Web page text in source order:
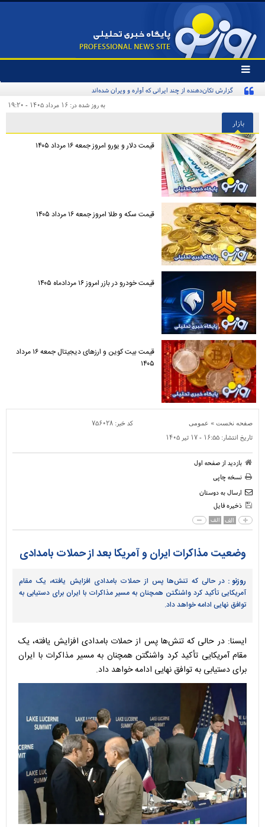
تغییر
وضعیت
منوی
ها
گزارش تکان‌دهنده از چند ایرانی که آواره و ویران شده‌اند
به روز شده در: ۱۶ مرداد ۱۴۰۵ - ۱۹:۲۰
بازار
قیمت دلار و یورو امروز جمعه ۱۶ مرداد ۱۴۰۵
قیمت سکه و طلا امروز جمعه ۱۶ مرداد ۱۴۰۵
قیمت خودرو در بازر امروز ۱۶ مردادماه ۱۴۰۵
قیمت بیت کوین و ارز‌های دیجیتال جمعه ۱۶ مرداد
۱۴۰۵
صفحه نخست » عمومی کد خبر: ۷۵۶۰۲۸
تاریخ انتشار: ۱۶:۵۵ - ۱۷ تير ۱۴۰۵
بازدید از صفحه اول
نسخه چاپی
ارسال به دوستان
ذخیره فایل
الف الف
وضعیت مذاکرات ایران و آمریکا بعد از حملات بامدادی
روزنو : در حالی که تنش‌ها پس از حملات بامدادی افزایش یافته، یک مقام
آمریکایی تأکید کرد واشنگتن همچنان به مسیر مذاکرات با ایران برای دستیابی به
توافق نهایی ادامه خواهد داد.
ایسنا: در حالی که تنش‌ها پس از حملات بامدادی افزایش یافته، یک
مقام آمریکایی تأکید کرد واشنگتن همچنان به مسیر مذاکرات با ایران
برای دستیابی به توافق نهایی ادامه خواهد داد.